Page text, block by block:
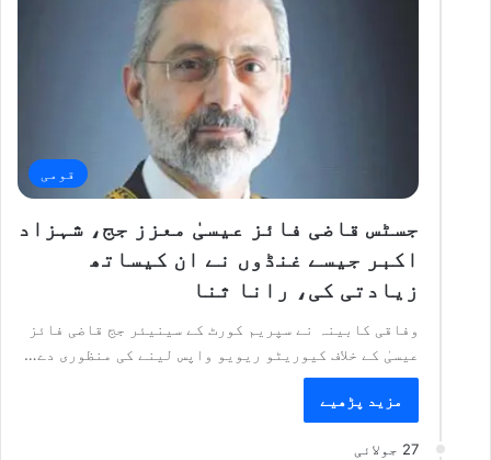
قومی
جسٹس قاضی فائز عیسیٰ معزز جج، شہزاد
اکبر جیسے غنڈوں نے ان کیساتھ
زیادتی کی، رانا ثنا
وفاقی کابینہ نے سپریم کورٹ کے سینیئر جج قاضی فائز
عیسیٰ کے خلاف کیوریٹو ریویو واپس لینے کی منظوری دے…
مزید پڑھیے
27 جولائی